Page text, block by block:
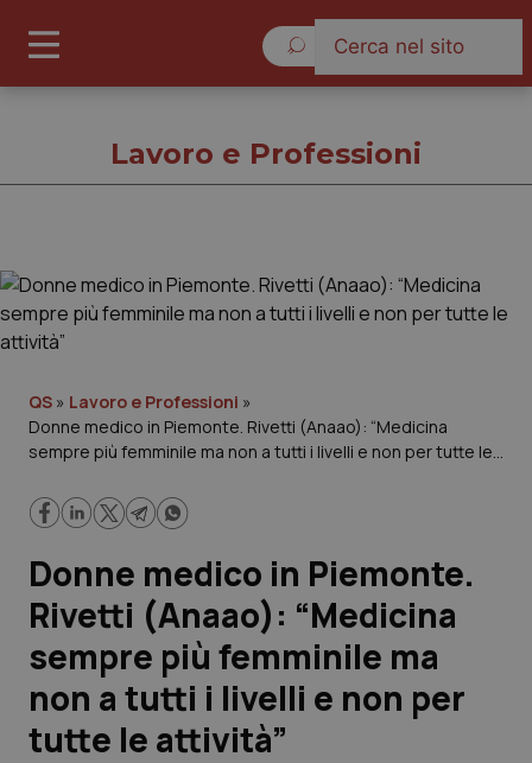
Cronache
Governo e Parlamento
Regioni e Asl
Lavoro e Professioni
Scienza e Farmaci
Studi e Analisi
Lettere al direttore
Lavoro e Professioni
QS » Lavoro e Professioni »
Donne medico in Piemonte. Rivetti (Anaao): “Medicina
sempre più femminile ma non a tutti i livelli e non per tutte le
Donne medico in Piemonte.
Rivetti (Anaao): “Medicina
sempre più femminile ma
non a tutti i livelli e non per
tutte le attività”